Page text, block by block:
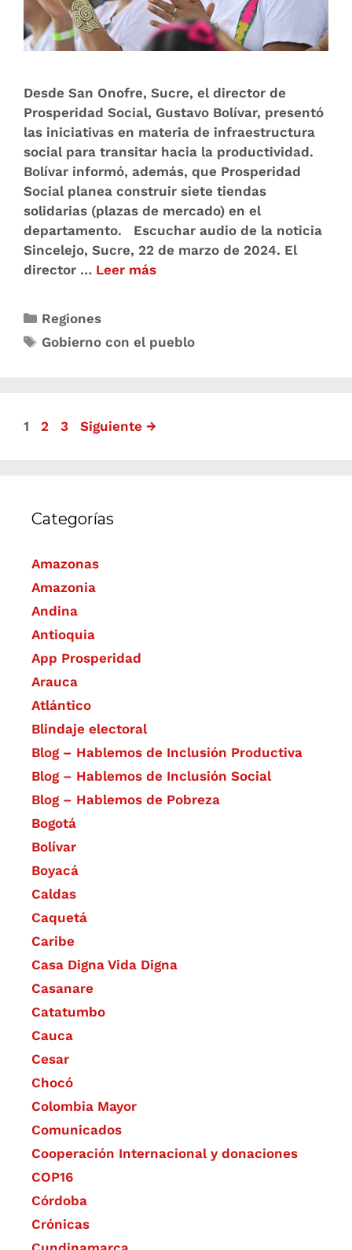
Desde San Onofre, Sucre, el director de
Prosperidad Social, Gustavo Bolívar, presentó
las iniciativas en materia de infraestructura
social para transitar hacia la productividad.
Bolívar informó, además, que Prosperidad
Social planea construir siete tiendas
solidarias (plazas de mercado) en el
departamento. Escuchar audio de la noticia
Sincelejo, Sucre, 22 de marzo de 2024. El
director … Leer más
Regiones
Gobierno con el pueblo
1 2 3 Siguiente →
Categorías
Amazonas
Amazonia
Andina
Antioquia
App Prosperidad
Arauca
Atlántico
Blindaje electoral
Blog – Hablemos de Inclusión Productiva
Blog – Hablemos de Inclusión Social
Blog – Hablemos de Pobreza
Bogotá
Bolívar
Boyacá
Caldas
Caquetá
Caribe
Casa Digna Vida Digna
Casanare
Catatumbo
Cauca
Cesar
Chocó
Colombia Mayor
Comunicados
Cooperación Internacional y donaciones
COP16
Córdoba
Crónicas